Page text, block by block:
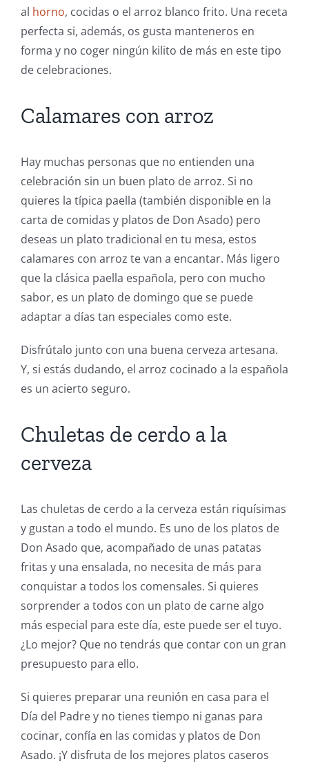
al horno, cocidas o el arroz blanco frito. Una receta
perfecta si, además, os gusta manteneros en
forma y no coger ningún kilito de más en este tipo
de celebraciones.
Calamares con arroz
Hay muchas personas que no entienden una
celebración sin un buen plato de arroz. Si no
quieres la típica paella (también disponible en la
carta de comidas y platos de Don Asado) pero
deseas un plato tradicional en tu mesa, estos
calamares con arroz te van a encantar. Más ligero
que la clásica paella española, pero con mucho
sabor, es un plato de domingo que se puede
adaptar a días tan especiales como este.
Disfrútalo junto con una buena cerveza artesana.
Y, si estás dudando, el arroz cocinado a la española
es un acierto seguro.
Chuletas de cerdo a la
cerveza
Las chuletas de cerdo a la cerveza están riquísimas
y gustan a todo el mundo. Es uno de los platos de
Don Asado que, acompañado de unas patatas
fritas y una ensalada, no necesita de más para
conquistar a todos los comensales. Si quieres
sorprender a todos con un plato de carne algo
más especial para este día, este puede ser el tuyo.
¿Lo mejor? Que no tendrás que contar con un gran
presupuesto para ello.
Si quieres preparar una reunión en casa para el
Día del Padre y no tienes tiempo ni ganas para
cocinar, confía en las comidas y platos de Don
Asado. ¡Y disfruta de los mejores platos caseros